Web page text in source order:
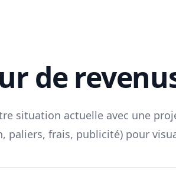
de
situation actuelle avec une
paliers, frais, publicité) pour